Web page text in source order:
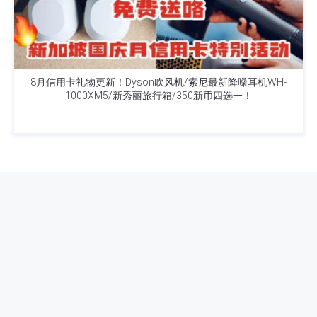
8月信用卡礼物更新！Dyson吹风机/索尼最新降噪耳机WH-
1000XM5/新秀丽旅行箱/350新币四选一！